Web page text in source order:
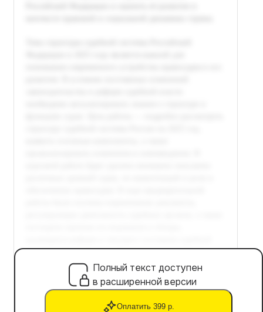
Полный текст доступен
в расширенной версии
Оплатить 399 р.